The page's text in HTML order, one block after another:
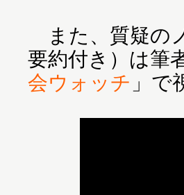
また、質疑の
要約付き）は筆
会ウォッチ 」で